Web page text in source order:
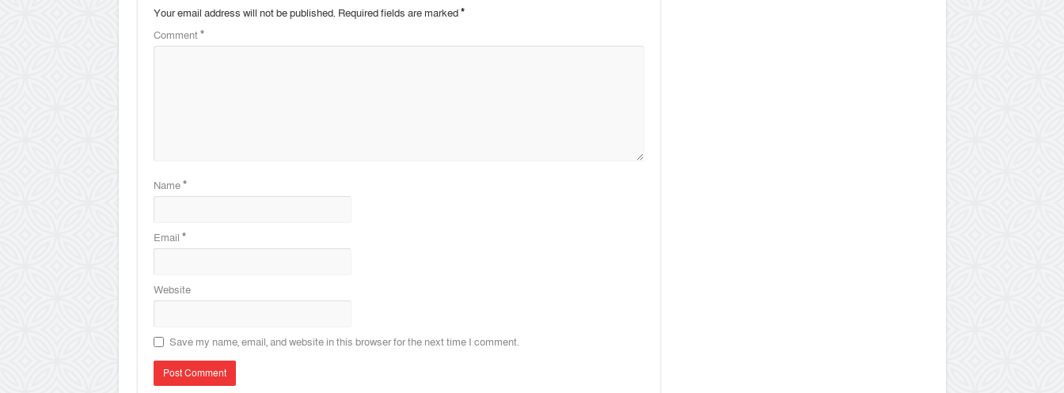
Your email address will not be published. Required fields are marked*
Comment*
Name*
Email *
Website
Save my name, email, and website in this browser for the next time I comment.